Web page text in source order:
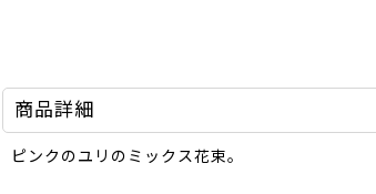
商品詳細
ピンクのユリのミックス花束。